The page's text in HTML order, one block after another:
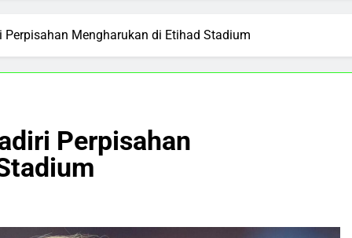
Perpisahan Mengharukan di Etihad Stadium
Perpisahan